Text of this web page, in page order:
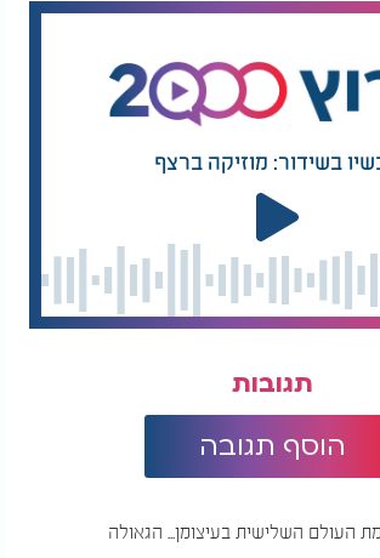
בשידור: מוזיקה ברצף
תגובות
הוסף תגובה
העולם השלישית בעיצומן... הגאולה